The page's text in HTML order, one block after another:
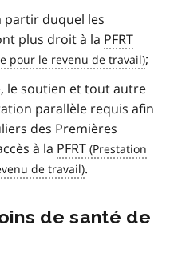
partir duquel les
plus droit à la PFRT
;
le soutien et tout autre
parallèle requis afin
des Premières
à la PFRT
.
de santé de